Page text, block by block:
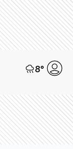
8°